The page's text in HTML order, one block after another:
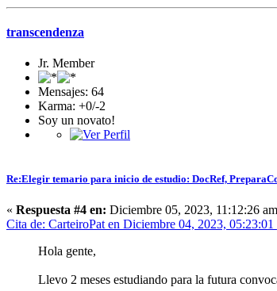
transcendenza
Jr. Member
Mensajes: 64
Karma: +0/-2
Soy un novato!
Re:Elegir temario para inicio de estudio: DocRef,
« Respuesta #4 en: Diciembre 05, 2023, 11:12:26
Cita de: CarteiroPat en Diciembre 04, 2023, 05:23:01
Hola gente,
Llevo 2 meses estudiando para la futura